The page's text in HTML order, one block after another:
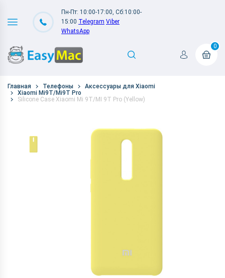
Пн-Пт: 10:00-17:00, Сб:10:00-
15:00 Telegram Viber
WhatsApp
0
Главная Телефоны
Аксессуары для Xiaomi
Xiaomi Mi9T/Mi9T Pro
Silicone Case Xiaomi Mi 9T/MI 9T Pro (Yellow)